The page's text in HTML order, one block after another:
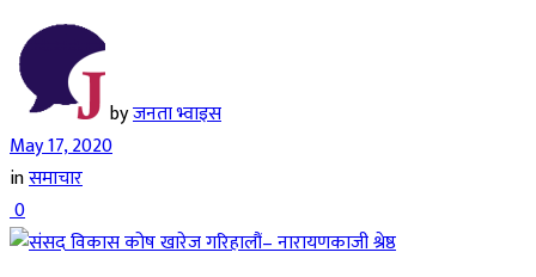
byजनता भ्वाइस
May 17, 2020
inसमाचार
0